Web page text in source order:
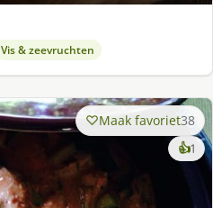
Vis & zeevruchten
Maak favoriet38
👍1